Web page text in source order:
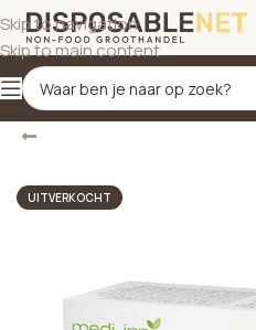
Skip to navigation
Skip to main content
Terug Home/
UITVERKOCHT